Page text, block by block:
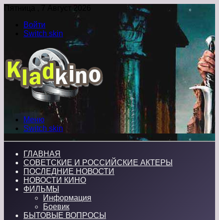
Пятница , 7 Август 2026
Войти
Switch skin
Меню
Switch skin
ГЛАВНАЯ
СОВЕТСКИЕ И РОССИЙСКИЕ АКТЕРЫ
ПОСЛЕДНИЕ НОВОСТИ
НОВОСТИ КИНО
ФИЛЬМЫ
Информация
Боевик
БЫТОВЫЕ ВОПРОСЫ